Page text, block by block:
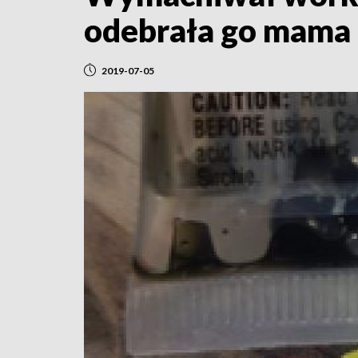
odebrała go mama
2019-07-05